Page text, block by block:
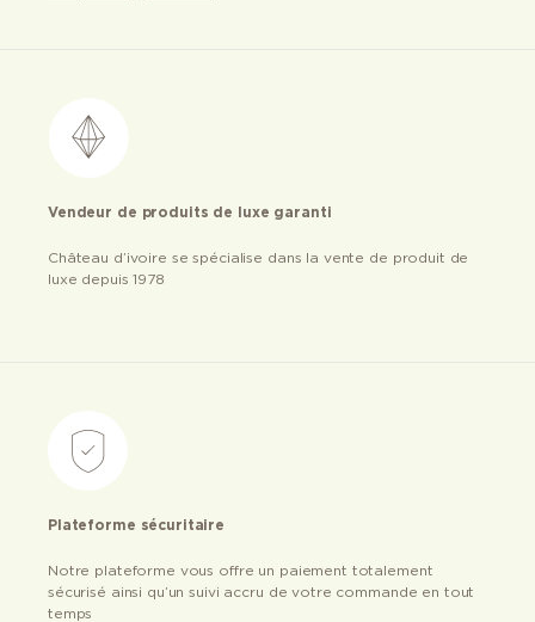
Vendeur de produits de luxe garanti
Château d’ivoire se spécialise dans la vente de produit de
luxe depuis 1978
Plateforme sécuritaire
Notre plateforme vous offre un paiement totalement
sécurisé ainsi qu’un suivi accru de votre commande en tout
temps